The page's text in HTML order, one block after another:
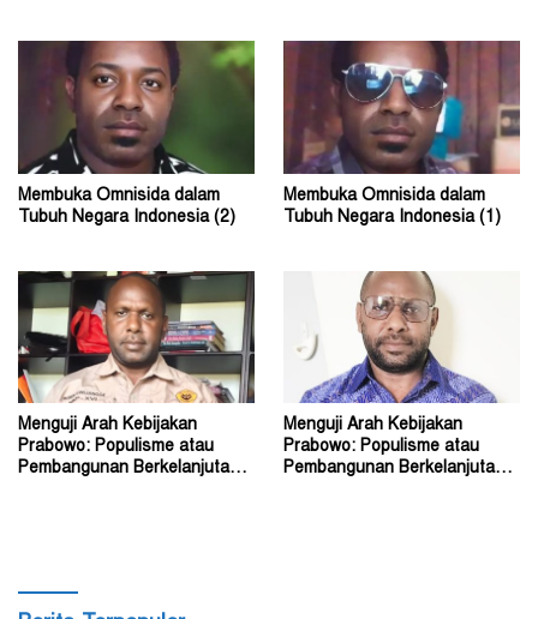
Membuka Omnisida dalam
Tubuh Negara Indonesia (2)
Membuka Omnisida dalam
Tubuh Negara Indonesia (1)
Menguji Arah Kebijakan
Prabowo: Populisme atau
Pembangunan Berkelanjutan?
Menguji Arah Kebijakan
Prabowo: Populisme atau
Pembangunan Berkelanjutan?